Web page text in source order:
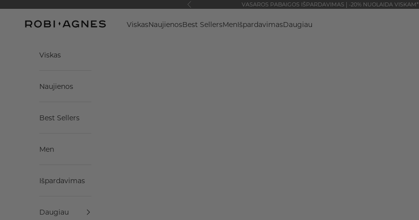
Ankstesnis VASAROS PABAIGOS IŠPARDAVIMAS | -20% NUOLAIDA VISKAM*
Robi-Agnes ViskasNaujienosBest SellersMenIšpardavimasDaugiau
Viskas
Naujienos
Best Sellers
Men
Išpardavimas
Daugiau